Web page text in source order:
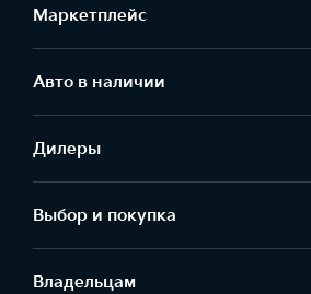
Маркетплейс
Aвто в наличии
Дилеры
Выбор и покупка
Владельцам